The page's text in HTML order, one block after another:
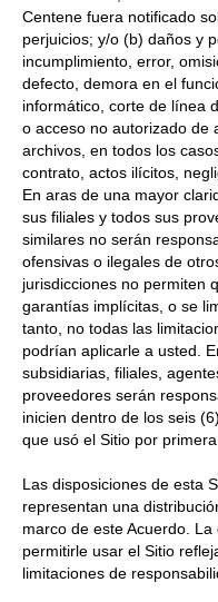
Centene fuera notificado
perjuicios; y/o (b) daños y
incumplimiento, error,
defecto, demora en el
informático, corte de línea
o acceso no autorizado de
archivos, en todos los
contrato, actos ilícitos,
En aras de una mayor
sus filiales y todos sus
similares no serán
ofensivas o ilegales de
jurisdicciones no permiten
garantías implícitas, o se
tanto, no todas las
podrían aplicarle a usted.
subsidiarias, filiales,
proveedores serán
inicien dentro de los seis
que usó el Sitio por primera
Las disposiciones de esta
representan una
marco de este Acuerdo.
permitirle usar el Sitio
limitaciones de